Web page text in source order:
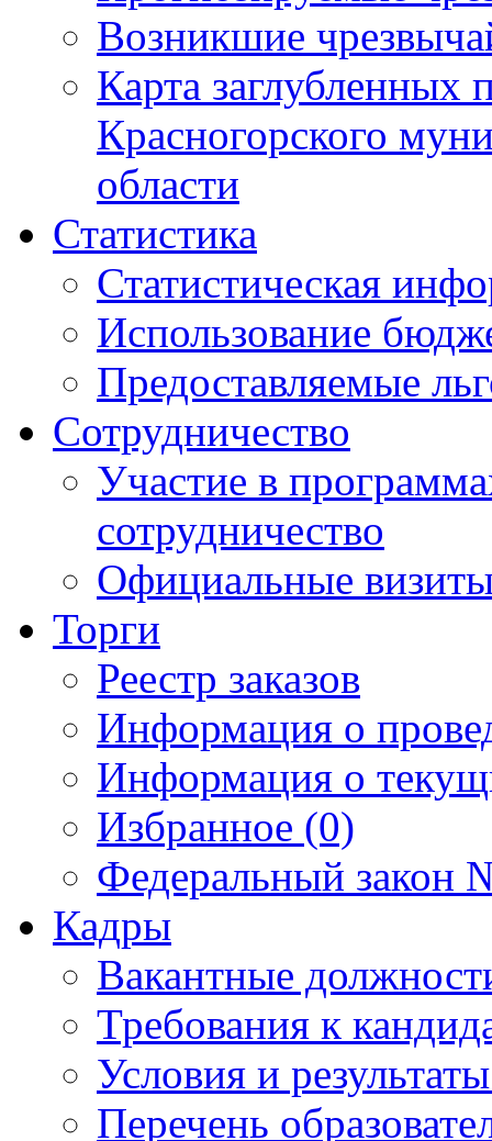
Возникшие
Карта
Красногорского
области
Статистика
Статистическая
Использование
Предоставляемые
Сотрудничество
Участие в
сотрудничество
Официальные
Торги
Реестр заказов
Информация о
Информация о
Избранное (0)
Федеральный закон
Кадры
Вакантные
Требования к
Условия и
Перечень